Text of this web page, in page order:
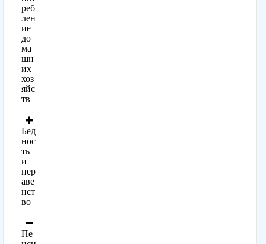
реб
лен
ие
до
ма
шн
их
хоз
яйс
тв
Бед
нос
ть
и
нер
аве
нст
во
Пе